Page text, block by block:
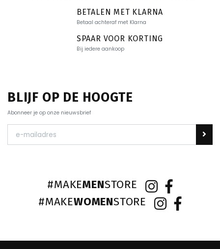
BETALEN MET KLARNA
Betaal achteraf met Klarna
SPAAR VOOR KORTING
Bij iedere aankoop
BLIJF OP DE HOOGTE
Abonneer je op onze nieuwsbrief
#MAKEMENSTORE
#MAKEWOMENSTORE